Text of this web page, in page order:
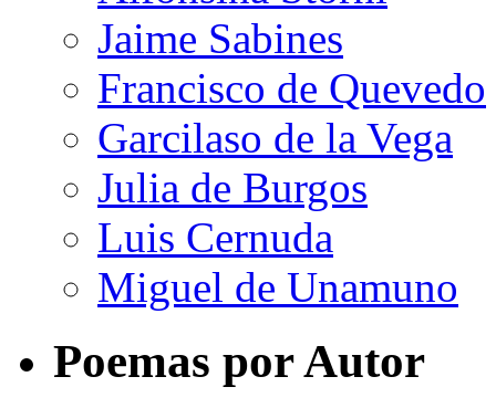
Jaime Sabines
Francisco de Quevedo
Garcilaso de la Vega
Julia de Burgos
Luis Cernuda
Miguel de Unamuno
Poemas por Autor